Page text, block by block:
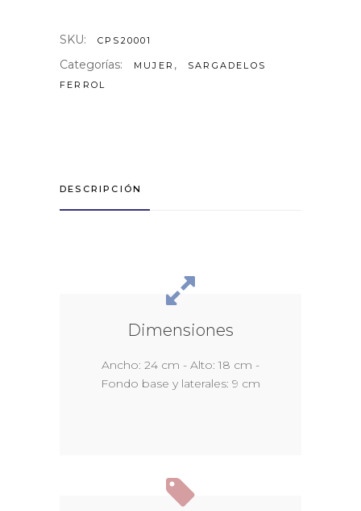
SKU: CPS20001
Categorías: MUJER ,
SARGADELOS
FERROL
DESCRIPCIÓN
Dimensiones
Ancho: 24 cm - Alto: 18 cm -
Fondo base y laterales: 9 cm